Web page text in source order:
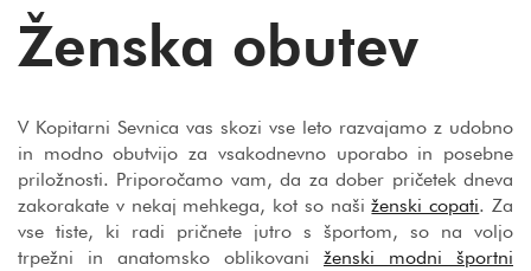
Ženska obutev
V Kopitarni Sevnica vas skozi vse leto razvajamo z udobno
in modno obutvijo za vsakodnevno uporabo in posebne
priložnosti. Priporočamo vam, da za dober pričetek dneva
zakorakate v nekaj mehkega, kot so našiženski copati. Za
vse tiste, ki radi pričnete jutro s športom, so na voljo
trpežni in anatomsko oblikovani ženski modni športni